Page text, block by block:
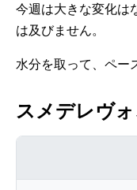
今週は大きな変化は
は及びません。
水分を取って、ペー
スメデレヴ